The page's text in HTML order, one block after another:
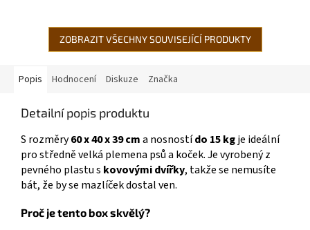
ZOBRAZIT VŠECHNY SOUVISEJÍCÍ PRODUKTY
Popis Hodnocení Diskuze Značka
Detailní popis produktu
S rozměry60 x 40 x 39 cma nosnostído 15 kgje ideální
pro středně velká plemena psů a koček. Je vyrobený z
pevného plastu s kovovými dvířky, takže se nemusíte
bát, že by se mazlíček dostal ven.
Proč je tento box skvělý?